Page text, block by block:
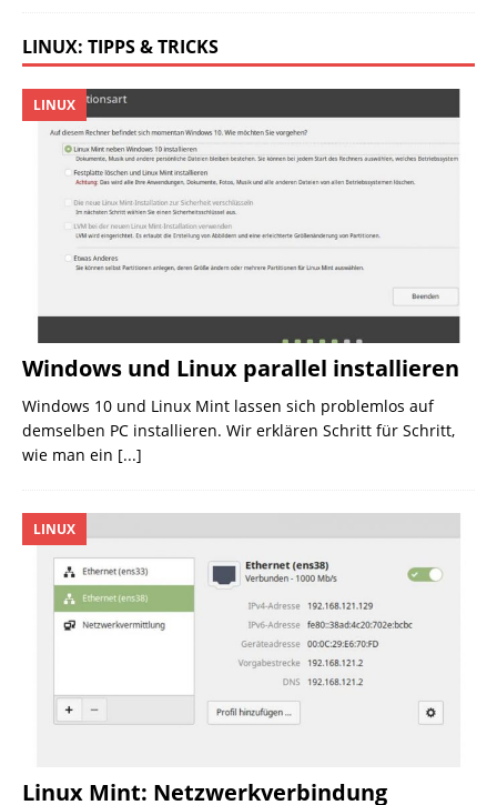
LINUX: TIPPS & TRICKS
Windows und Linux parallel installieren
LINUX
Windows 10 und Linux Mint lassen sich problemlos auf
demselben PC installieren. Wir erklären Schritt für Schritt,
wie man ein [...]
Linux Mint: Netzwerkverbindung
LINUX